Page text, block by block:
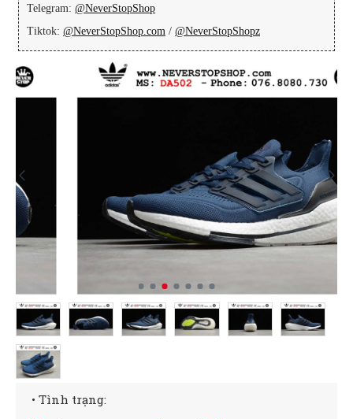
Telegram: @NeverStopShop
Tiktok: @NeverStopShop.com / @NeverStopShopz
• Tình trạng: